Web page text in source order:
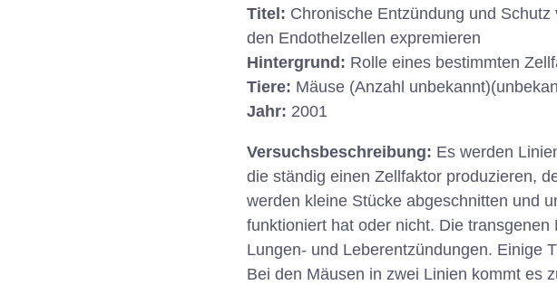
Titel: Chronische Entzündung und
den Endothelzellen expremieren
Hintergrund: Rolle eines bestimmten
Tiere: Mäuse (Anzahl
Jahr: 2001
Versuchsbeschreibung: Es werden
die ständig einen Zellfaktor produzieren,
werden kleine Stücke abgeschnitten und
funktioniert hat oder nicht. Die
Lungen- und Leberentzündungen. Einige
Bei den Mäusen in zwei Linien kommt es